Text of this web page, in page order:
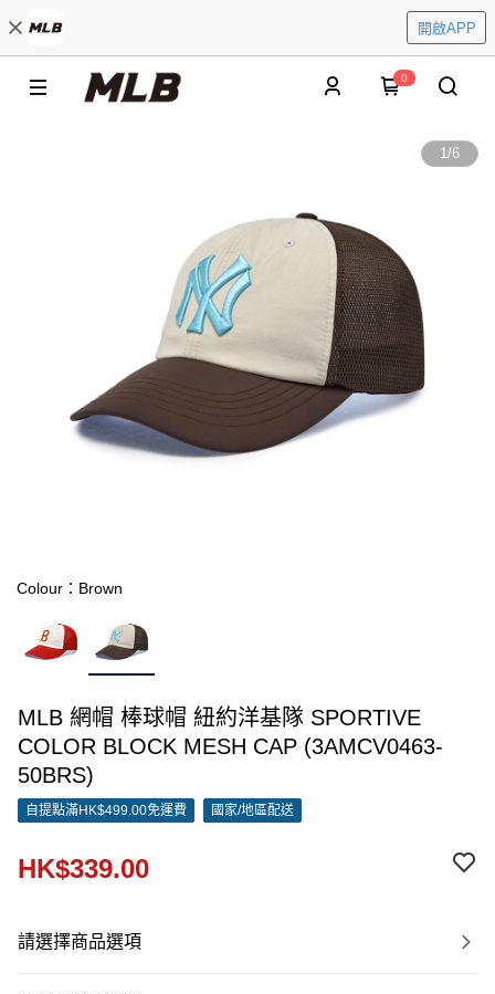
開啟APP
0
1/6
Colour：Brown
MLB 網帽 棒球帽 紐約洋基隊 SPORTIVE
COLOR BLOCK MESH CAP (3AMCV0463-
50BRS)
自提點滿HK$499.00免運費 國家/地區配送
HK$339.00
請選擇商品選項